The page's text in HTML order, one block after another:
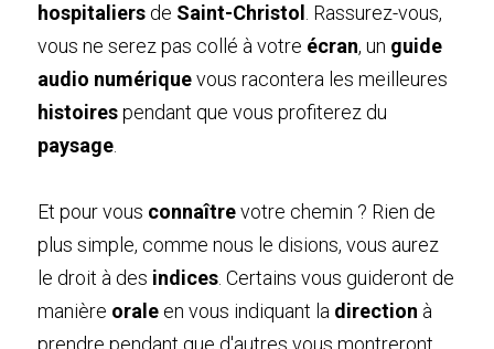
hospitaliers de Saint-Christol
. Rassurez-vous,
vous ne serez pas collé à votre écran, un guide
audio numérique
histoires
paysage
Et pour vous connaître votre chemin ? Rien de
plus simple, comme nous le disions, vous aurez
le droit à des indices . Certains vous guideront de
manière orale en vous indiquant la direction à
prendre pendant que d'autres vous montreront